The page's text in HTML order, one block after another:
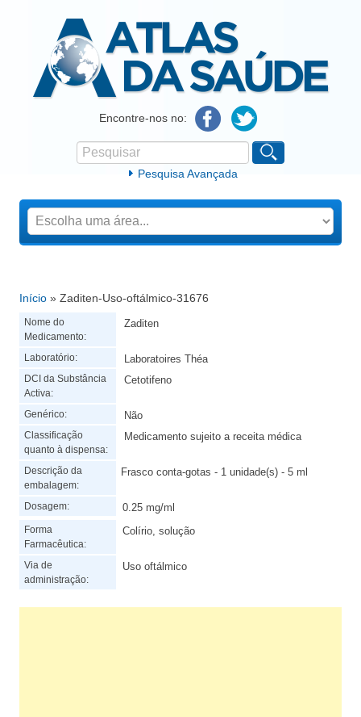
Atlas da SaúdeEncontre-nos no:
Formulário de procura
Pesquisar
Pesquisa Avançada
Está aqui
Início » Zaditen-Uso-oftálmico-31676
Nome do
Medicamento:
Zaditen
Laboratório: Laboratoires Théa
DCI da Substância
Activa:
Cetotifeno
Genérico: Não
Classificação
quanto à dispensa:
Medicamento sujeito a receita médica
Descrição da
embalagem:
Frasco conta-gotas - 1 unidade(s) - 5 ml
Dosagem: 0.25 mg/ml
Forma
Farmacêutica:
Colírio, solução
Via de
administração:
Uso oftálmico